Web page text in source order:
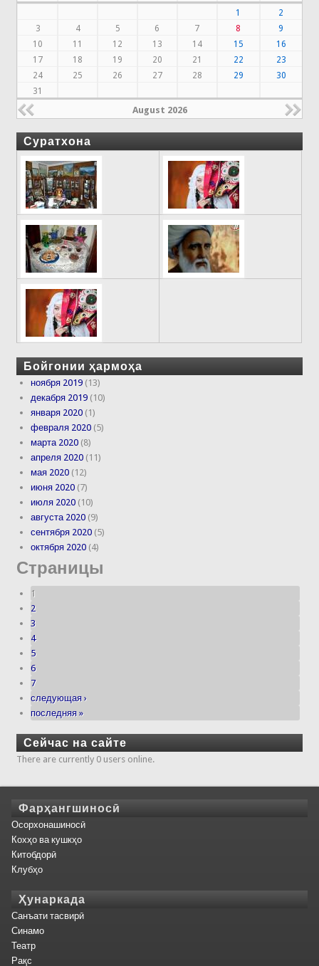
1
2
3
4 5 6 7 8
9
10
11 12 13 14 15
16
17
18 19 20 21 22
23
24
25 26 27 28 29
30
31
August 2026
Суратхона
Бойгонии ҳармоҳа
ноября 2019 (13)
декабря 2019 (10)
января 2020 (1)
февраля 2020 (5)
марта 2020 (8)
апреля 2020 (11)
мая 2020 (12)
июня 2020 (7)
июля 2020 (10)
августа 2020 (9)
сентября 2020 (5)
октября 2020 (4)
Страницы
1
2
3
4
5
6
7
следующая ›
последняя »
Сейчас на сайте
There are currently 0 users online.
Фарҳангшиносӣ
Осорхонашиносӣ
Кохҳо ва кушкҳо
Китобдорӣ
Клубҳо
Ҳунаркада
Санъати тасвирӣ
Синамо
Театр
Рақс